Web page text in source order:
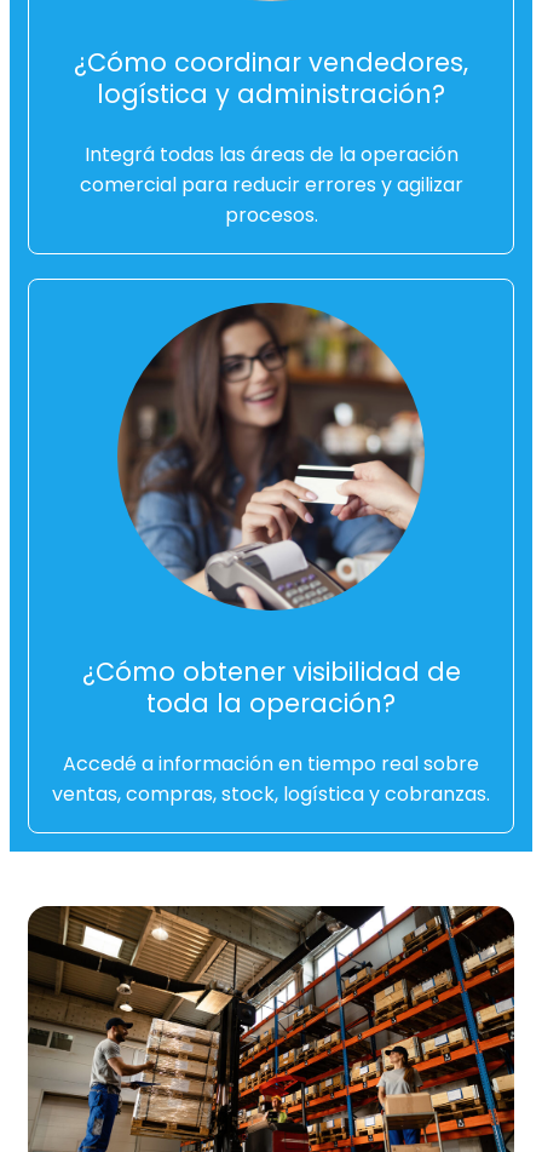
¿Cómo coordinar vendedores,
logística y administración?
Integrá todas las áreas de la operación
comercial para reducir errores y agilizar
procesos.
¿Cómo obtener visibilidad de
toda la operación?
Accedé a información en tiempo real sobre
ventas, compras, stock, logística y cobranzas.